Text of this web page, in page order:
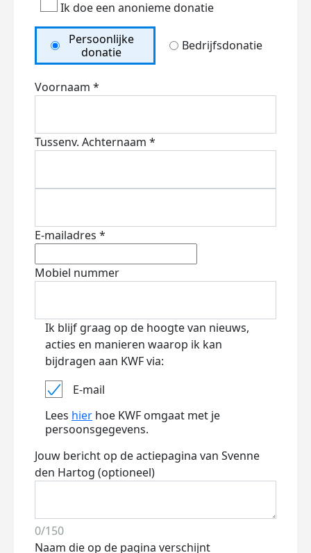
Ik doe een anonieme donatie
Persoonlijke
donatie
Bedrijfsdonatie
Voornaam *
Tussenv. Achternaam *
E-mailadres *
Mobiel nummer
Ik blijf graag op de hoogte van nieuws,
acties en manieren waarop ik kan
bijdragen aan KWF via:
E-mail
Lees hier hoe KWF omgaat met je
persoonsgegevens.
Jouw bericht op de actiepagina van Svenne
den Hartog (optioneel)
0/150
Naam die op de pagina verschijnt